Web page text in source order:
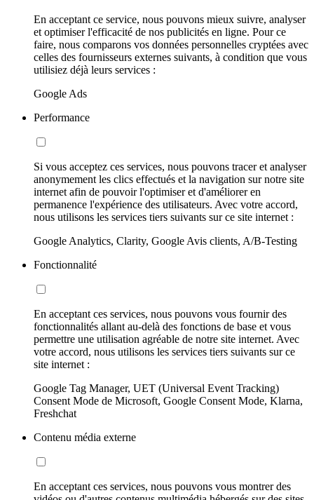
En acceptant ce service, nous pouvons mieux suivre, analyser
et optimiser l'efficacité de nos publicités en ligne. Pour ce
faire, nous comparons vos données personnelles cryptées avec
celles des fournisseurs externes suivants, à condition que vous
utilisiez déjà leurs services :
Google Ads
Performance
Si vous acceptez ces services, nous pouvons tracer et analyser
anonymement les clics effectués et la navigation sur notre site
internet afin de pouvoir l'optimiser et d'améliorer en
permanence l'expérience des utilisateurs. Avec votre accord,
nous utilisons les services tiers suivants sur ce site internet :
Google Analytics, Clarity, Google Avis clients, A/B-Testing
Fonctionnalité
En acceptant ces services, nous pouvons vous fournir des
fonctionnalités allant au-delà des fonctions de base et vous
permettre une utilisation agréable de notre site internet. Avec
votre accord, nous utilisons les services tiers suivants sur ce
site internet :
Google Tag Manager, UET (Universal Event Tracking)
Consent Mode de Microsoft, Google Consent Mode, Klarna,
Freshchat
Contenu média externe
En acceptant ces services, nous pouvons vous montrer des